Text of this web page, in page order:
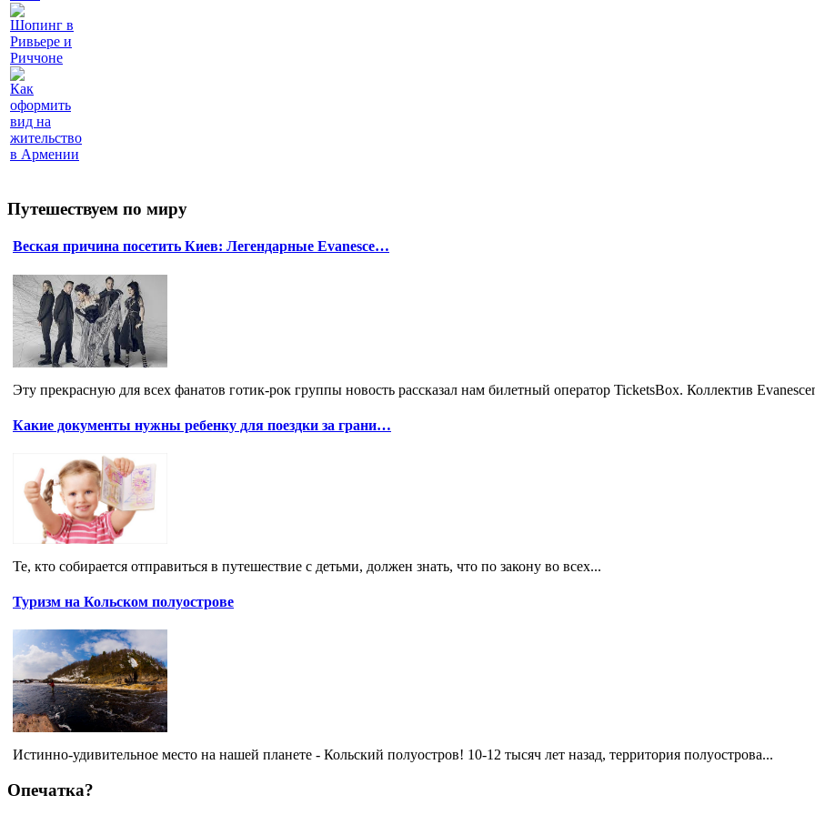
Шопинг в
Ривьере и
Риччоне
Как
оформить
вид на
жительство
в Армении
Путешествуем по миру
Веская причина посетить Киев: Легендарные Evanesce…
Эту прекрасную для всех фанатов готик-рок группы новость рассказал нам билетный оператор TicketsBox. Коллектив
Какие документы нужны ребенку для поездки за грани…
Те, кто собирается отправиться в путешествие с детьми, должен знать, что по закону во всех...
Туризм на Кольском полуострове
Истинно-удивительное место на нашей планете - Кольский полуостров! 10-12 тысяч лет назад, территория полуострова...
Опечатка?